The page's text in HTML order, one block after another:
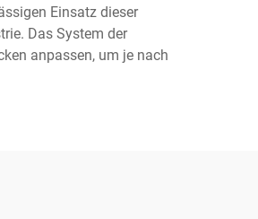
Einsatz dieser
Das System der
anpassen, um je nach